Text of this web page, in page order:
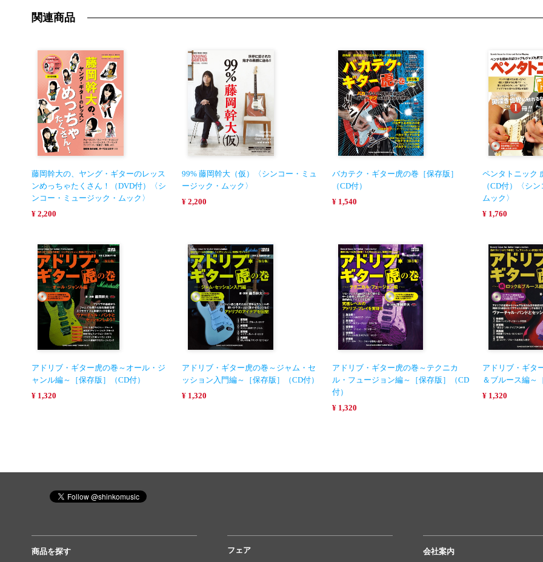
関連商品
藤岡幹大の、ヤング・ギターのレッス
ンめっちゃたくさん！（DVD付）〈シ
ンコー・ミュージック・ムック〉
¥ 2,200
99% 藤岡幹大（仮）〈シンコー・ミュ
ージック・ムック〉
¥ 2,200
バカテク・ギター虎の巻［保存版］
（CD付）
¥ 1,540
ペンタトニック
（CD付）〈シ
ムック〉
¥ 1,760
アドリブ・ギター虎の巻～オール・ジ
ャンル編～［保存版］（CD付）
¥ 1,320
アドリブ・ギター虎の巻～ジャム・セ
ッション入門編～［保存版］（CD付）
¥ 1,320
アドリブ・ギター虎の巻～テクニカ
ル・フュージョン編～［保存版］（CD
付）
¥ 1,320
アドリブ・ギタ
＆ブルース編～
¥ 1,320
商品を探す フェア 会社案内